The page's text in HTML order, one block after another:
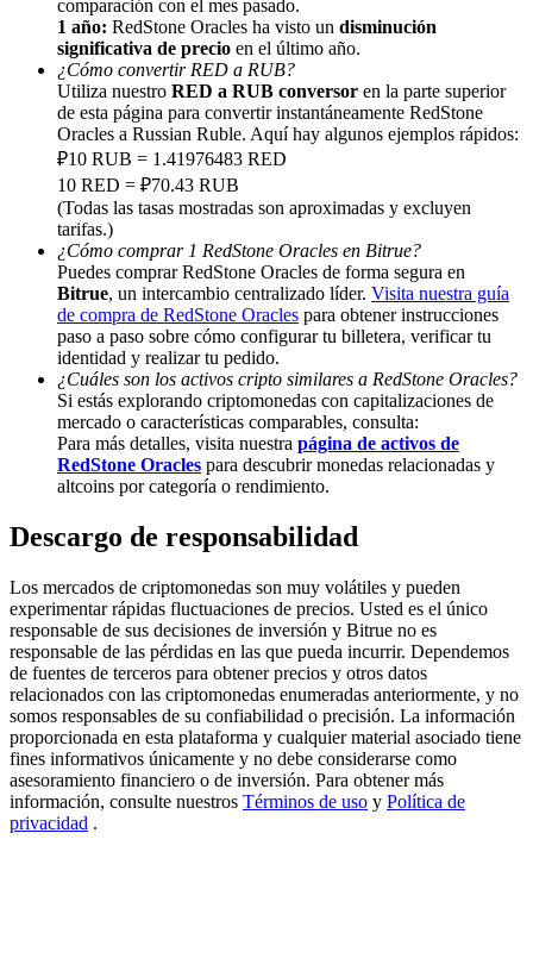
Share 500000 CASHCAT prize pool
Exclusive for BitMart Users
Register & Trade to Win 500,000 USDT
Precious Metals Trading Carnival
Trade Gold & Silver · 33,333 USDT Bonus
USDT New User Exclusive 10% APR
USDT Flexible Staking | Daily Rewards
Trade New Futures, Win 200,000 USDT
Crypto World Cup 2026: Grand Finale
77,777+3k Rewards
comparación con el mes pasado.
1 año: RedStone Oracles ha visto un disminución
significativa de precio en el último año.
¿Cómo convertir RED a RUB?
Utiliza nuestro RED a RUB conversor en la parte superior
de esta página para convertir instantáneamente RedStone
Oracles a Russian Ruble. Aquí hay algunos ejemplos rápidos:
₽10 RUB = 1.41976483 RED
10 RED = ₽70.43 RUB
(Todas las tasas mostradas son aproximadas y excluyen
tarifas.)
¿Cómo comprar 1 RedStone Oracles en Bitrue?
Puedes comprar RedStone Oracles de forma segura en
Bitrue, un intercambio centralizado líder. Visita nuestra guía
de compra de RedStone Oracles para obtener instrucciones
paso a paso sobre cómo configurar tu billetera, verificar tu
identidad y realizar tu pedido.
¿Cuáles son los activos cripto similares a RedStone Oracles?
Si estás explorando criptomonedas con capitalizaciones de
mercado o características comparables, consulta:
Para más detalles, visita nuestra página de activos de
RedStone Oracles para descubrir monedas relacionadas y
altcoins por categoría o rendimiento.
Descargo de responsabilidad
Los mercados de criptomonedas son muy volátiles y pueden
experimentar rápidas fluctuaciones de precios. Usted es el único
responsable de sus decisiones de inversión y Bitrue no es
responsable de las pérdidas en las que pueda incurrir. Dependemos
de fuentes de terceros para obtener precios y otros datos
relacionados con las criptomonedas enumeradas anteriormente, y no
somos responsables de su confiabilidad o precisión. La información
proporcionada en esta plataforma y cualquier material asociado tiene
fines informativos únicamente y no debe considerarse como
asesoramiento financiero o de inversión. Para obtener más
información, consulte nuestros Términos de uso y Política de
privacidad .